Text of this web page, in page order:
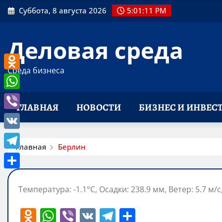
Перейти
к
Суббота, 8 августа 2026 5:01:12 PM
Деловая среда
Среда бизнеса
ГЛАВНАЯ НОВОСТИ БИЗНЕС И
Главная Берлин
Температура: -1.1°C, Осадки: 238.9 мм, Ветер: 5.7 м/
O W Vi V T
Odnoklassniki
WhatsApp
Viber
VK
Telegram
Отправить